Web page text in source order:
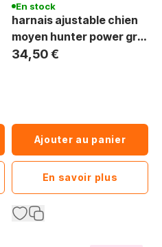
En stock
harnais ajustable chien
moyen hunter power grip
vr 41078 36-60 cm noir
34,50 €
Ajouter au panier
En savoir plus